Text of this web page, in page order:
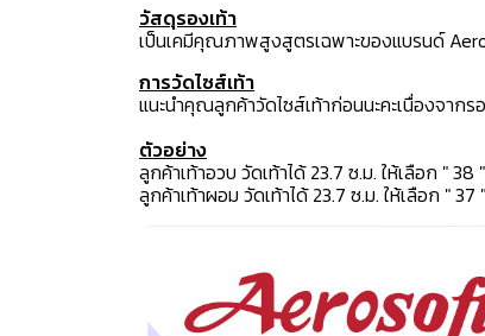
วัสดุรองเท้า
เป็นเคมีคุณภาพสูงสูตรเฉพาะของแบรนด์
การวัดไซส์เท้า
แนะนำคุณลูกค้าวัดไซส์เท้าก่อนนะคะเนื่องจาก
ตัวอย่าง
ลูกค้าเท้าอวบ วัดเท้าได้ 23.7 ซ.ม. ให้เลือก " 38 "
ลูกค้าเท้าผอม วัดเท้าได้ 23.7 ซ.ม. ให้เลือก " 37 "